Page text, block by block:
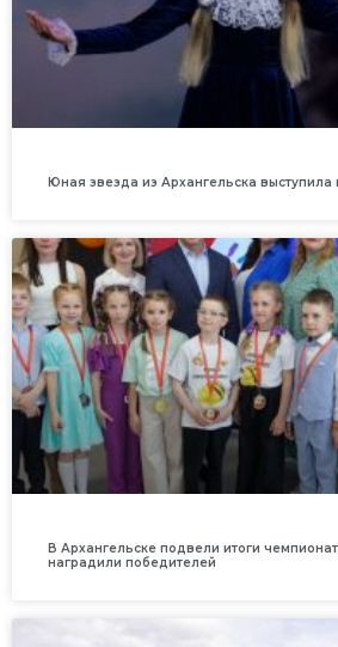
Юная звезда из Архангельска выступила
В Архангельске подвели итоги
наградили победителей